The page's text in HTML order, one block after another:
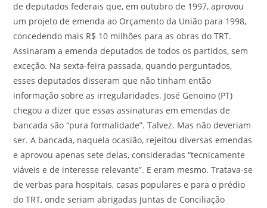
de deputados federais que, em outubro de 1997, aprovou
um projeto de emenda ao Orçamento da União para 1998,
concedendo mais R$ 10 milhões para as obras do TRT.
Assinaram a emenda deputados de todos os partidos, sem
exceção. Na sexta-feira passada, quando perguntados,
esses deputados disseram que não tinham então
informação sobre as irregularidades. José Genoino (PT)
chegou a dizer que essas assinaturas em emendas de
bancada são “pura formalidade”. Talvez. Mas não deveriam
ser. A bancada, naquela ocasião, rejeitou diversas emendas
e aprovou apenas sete delas, consideradas “tecnicamente
viáveis e de interesse relevante”. E eram mesmo. Tratava-se
de verbas para hospitais, casas populares e para o prédio
do TRT, onde seriam abrigadas Juntas de Conciliação